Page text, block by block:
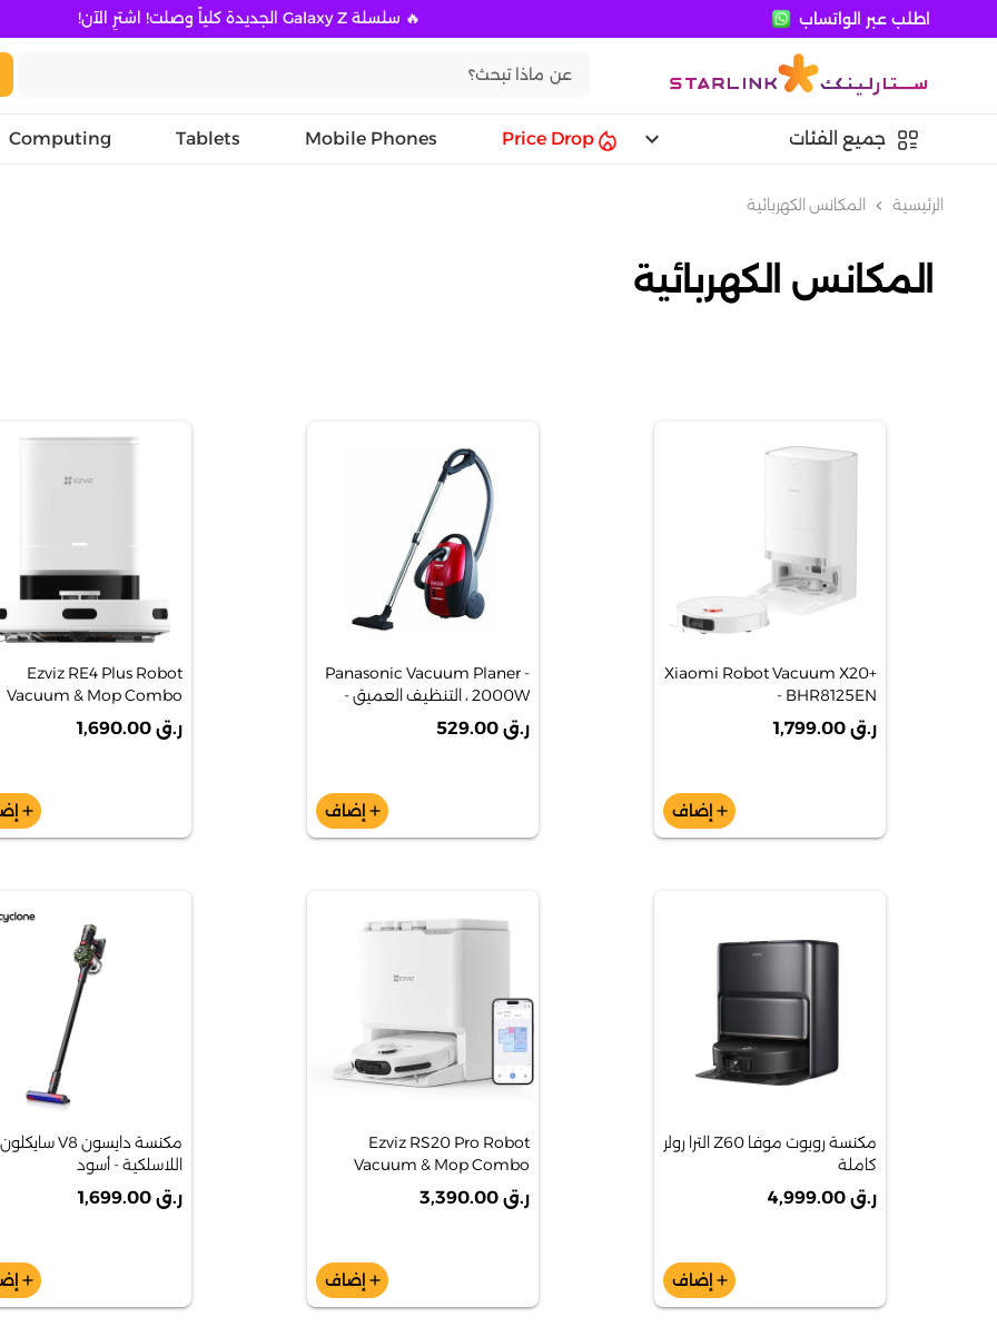
اطلب عبر الواتساب 🔥 سلسلة Galaxy Z الجديدة كلياً وصلت! اشترِ الآن!
جميع الفئات keyboard_arrow_down
Price Drop
Mobile Phones
Tablets
Computing
الرئيسية chevron_left المكانس الكهربائية
المكانس الكهربائية
Xiaomi Robot Vacuum X20+
- BHR8125EN
ر.ق 1,799.00
add إضاف
Panasonic Vacuum Planer -
2000W ، التنظيف العميق -
MC -CG713R747
ر.ق 529.00
add إضاف
Ezviz RE4 Plus Robot
Vacuum & Mop Combo
ر.ق 1,690.00
add
مكنسة روبوت موفا Z60 الترا رولر
كاملة
ر.ق 4,999.00
add إضاف
Ezviz RS20 Pro Robot
Vacuum & Mop Combo
ر.ق 3,390.00
add إضاف
مكنسة دايسون V8 سايكلون
اللاسلكية - أسود
ر.ق 1,699.00
add